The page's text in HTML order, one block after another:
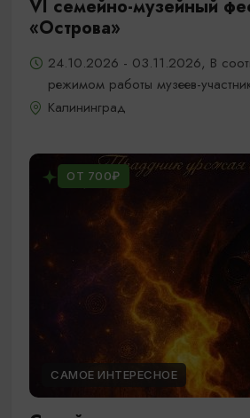
VI семейно-музейный
«Острова»
24.10.2026 - 03.11.2026, В
режимом работы музеев-
Калининград
ОТ 700₽
САМОЕ ИНТЕРЕСНОЕ